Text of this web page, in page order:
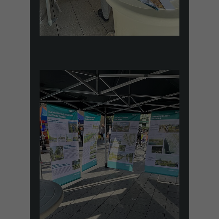
Name _ga
1 Jahr
Zweck Unterscheidung der Webseitenbesucher.
Name _ga_TNS3S6RE8W
Anbieter Google LLC
Laufzeit 2 Jahre
Zweck
Vergibt eine zufällige, pseudonyme ID, damit
erkannt wird, ob ein Besucher neu oder